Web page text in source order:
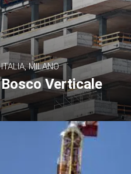
ITALIA, MILANO
Bosco Verticale